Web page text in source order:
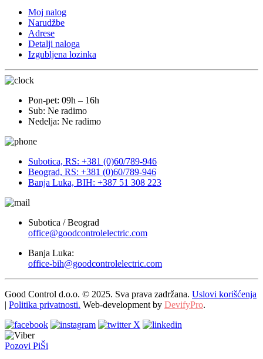
Moj nalog
Narudžbe
Adrese
Detalji naloga
Izgubljena lozinka
Pon-pet: 09h – 16h
Sub: Ne radimo
Nedelja: Ne radimo
Subotica, RS: +381 (0)60/789-946
Beograd, RS: +381 (0)60/789-946
Banja Luka, BIH: +387 51 308 223
Subotica / Beograd
office@goodcontrolelectric.com
Banja Luka:
office-bih@goodcontrolelectric.com
Good Control d.o.o. © 2025. Sva prava zadržana. Uslovi korišćenja
| Politika privatnosti. Web-development by DevifyPro.
Pozovi PiŠi